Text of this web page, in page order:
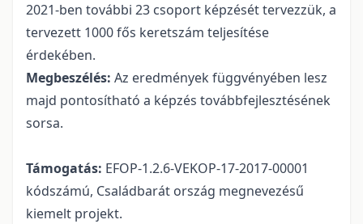
2021-ben további 23 csoport képzését tervezzük, a
tervezett 1000 fős keretszám teljesítése
érdekében.
Megbeszélés: Az eredmények függvényében lesz
majd pontosítható a képzés továbbfejlesztésének
sorsa.
Támogatás: EFOP-1.2.6-VEKOP-17-2017-00001
kódszámú, Családbarát ország megnevezésű
kiemelt projekt.